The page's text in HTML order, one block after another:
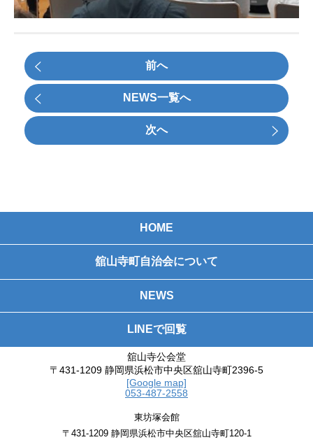
前へ
NEWS一覧へ
次へ
HOME
舘山寺町自治会について
NEWS
LINEで回覧
舘山寺公会堂
〒431-1209 静岡県浜松市中央区舘山寺町2396-5
[Google map]
053-487-2558
東坊塚会館
〒431-1209 静岡県浜松市中央区舘山寺町120-1